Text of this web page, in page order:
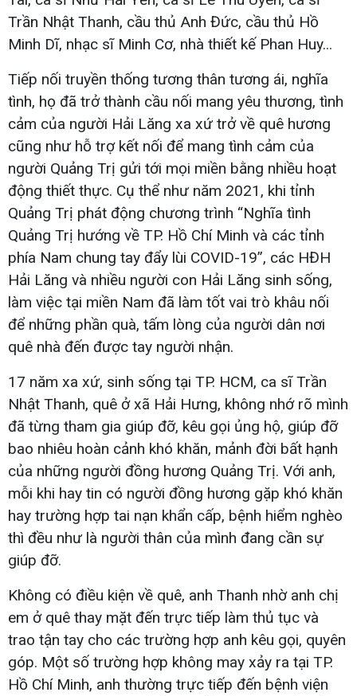
Trần Nhật Thanh, cầu thủ Anh Đức, cầu thủ Hồ
Minh Dĩ, nhạc sĩ Minh Cơ, nhà thiết kế Phan Huy...
Tiếp nối truyền thống tương thân tương ái, nghĩa
tình, họ đã trở thành cầu nối mang yêu thương, tình
cảm của người Hải Lăng xa xứ trở về quê hương
cũng như hỗ trợ kết nối để mang tình cảm của
người Quảng Trị gửi tới mọi miền bằng nhiều hoạt
động thiết thực. Cụ thể như năm 2021, khi tỉnh
Quảng Trị phát động chương trình “Nghĩa tình
Quảng Trị hướng về TP. Hồ Chí Minh và các tỉnh
phía Nam chung tay đẩy lùi COVID-19”, các HĐH
Hải Lăng và nhiều người con Hải Lăng sinh sống,
làm việc tại miền Nam đã làm tốt vai trò khâu nối
để những phần quà, tấm lòng của người dân nơi
quê nhà đến được tay người nhận.
17 năm xa xứ, sinh sống tại TP. HCM, ca sĩ Trần
Nhật Thanh, quê ở xã Hải Hưng, không nhớ rõ mình
đã từng tham gia giúp đỡ, kêu gọi ủng hộ, giúp đỡ
bao nhiêu hoàn cảnh khó khăn, mảnh đời bất hạnh
của những người đồng hương Quảng Trị. Với anh,
mỗi khi hay tin có người đồng hương gặp khó khăn
hay trường hợp tai nạn khẩn cấp, bệnh hiểm nghèo
thì đều như là người thân của mình đang cần sự
giúp đỡ.
Không có điều kiện về quê, anh Thanh nhờ anh chị
em ở quê thay mặt đến trực tiếp làm thủ tục và
trao tận tay cho các trường hợp anh kêu gọi, quyên
góp. Một số trường hợp không may xảy ra tại TP.
Hồ Chí Minh, anh thường trực tiếp đến bệnh viện